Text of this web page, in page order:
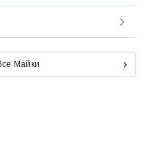
Майки